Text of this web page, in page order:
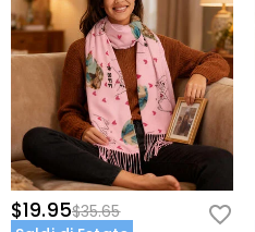
$19.95$35.65